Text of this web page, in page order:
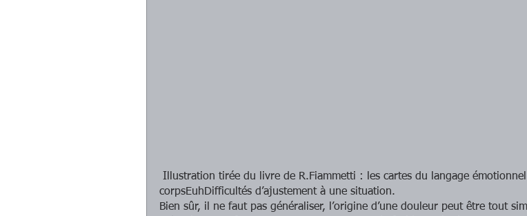
corpsEuhDifficultés d’ajustement à une situation.
Bien sûr, il ne faut pas généraliser, l’origine d’une douleur peut être tout